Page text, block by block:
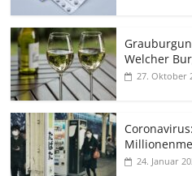
Welcher
27. Oktober
24. Januar